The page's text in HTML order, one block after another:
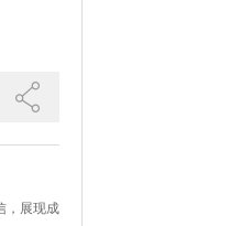
，展现成